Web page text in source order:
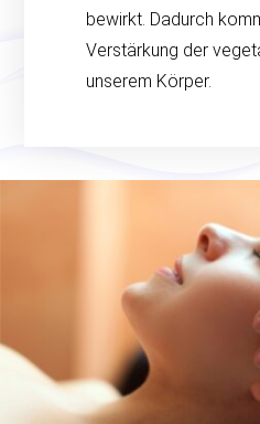
bewirkt. Dadurch
Verstärkung der
unserem Körper.